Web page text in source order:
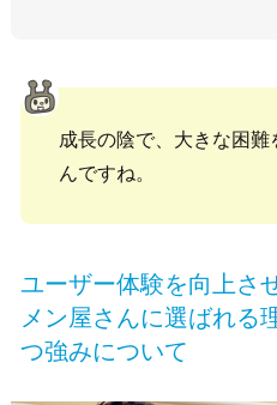
成長の陰で、大きな困
んですね。
ユーザー体験を向上さ
メン屋さんに選ばれる
つ強みについて